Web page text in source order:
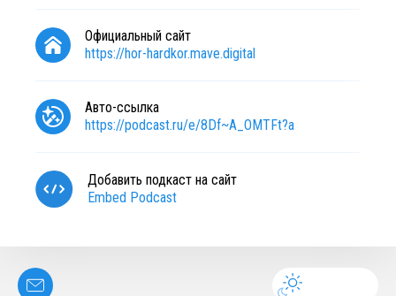
Официальный сайт
https://hor-hardkor.mave.digital
Авто-ссылка
https://podcast.ru/e/8Df~A_OMTFt?a
Добавить подкаст на сайт
Embed Podcast